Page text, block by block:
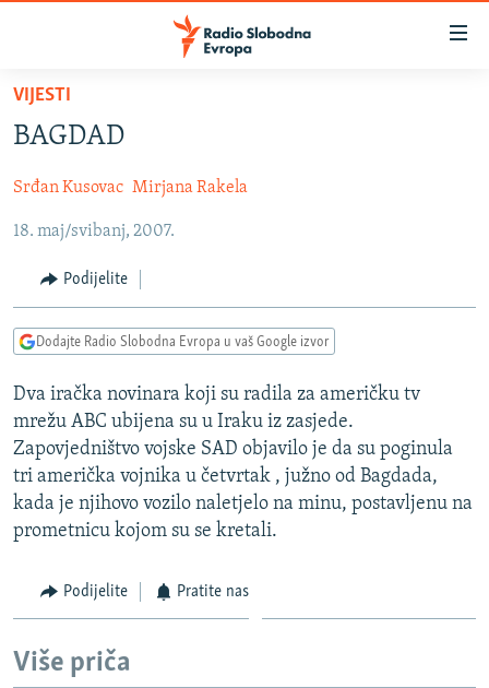
Pređite
glavni
Pređite
na
navigaciju
Pređite
na
pretragu
SRBIJA
KOSOVO
CRNA GORA
VIZUELNO
VIDEO
FOTOGALERIJE
INFOGRAFIKE
PODCASTI
RAT U UKRAJINI
KINA NA BALKANU
RSE PRIČE IZ SVIJETA
ISPRIČAJ MI
DNEVNO@RSE
SPECIJALI RSE
GENOCID U SREBRENICI
PRATITE NAS
VIJESTI
BAGDAD
Srđan Kusovac Mirjana Rakela
18. maj/svibanj, 2007.
Podijelite
Dodajte Radio Slobodna Evropa u vaš Google izvor
Dva iračka novinara koji su radila za američku tv
mrežu ABC ubijena su u Iraku iz zasjede.
Zapovjedništvo vojske SAD objavilo je da su poginula
tri američka vojnika u četvrtak , južno od Bagdada,
kada je njihovo vozilo naletjelo na minu, postavljenu na
prometnicu kojom su se kretali.
Podijelite Pratite nas
Više priča